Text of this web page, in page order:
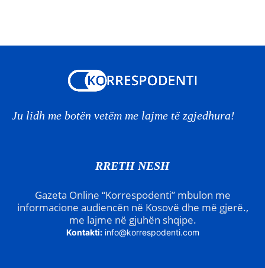
Ju lidh me botën vetëm me lajme të zgjedhura!
RRETH NESH
Gazeta Online “Korrespodenti” mbulon me
informacione audiencën në Kosovë dhe më gjerë.,
me lajme në gjuhën shqipe.
Kontakti: info@korrespodenti.com